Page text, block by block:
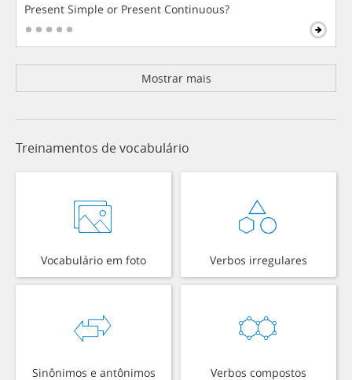
Present Simple or Present Continuous?
Mostrar mais
Treinamentos de vocabulário
Vocabulário em foto Verbos irregulares
Sinônimos e antônimos Verbos compostos